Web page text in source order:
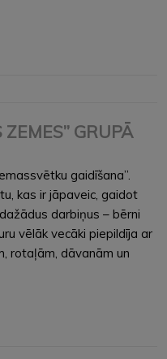
GRUPĀ
gaidīšana”.
kas ir jāpaveic, gaidot
darbiņus – bērni
vēlāk vecāki piepildīja ar
rotaļām, dāvanām un